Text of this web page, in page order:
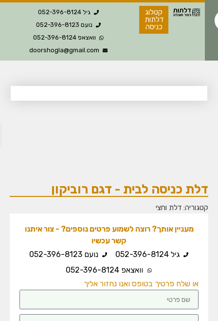
קטלוג
דלתות
כניסה
גיל 052-396-8124
נועם 052-396-8123
וואצאפ 052-396-8124
doorshogla@gmail.com
כניסה לבית - דגם רוביקון
דלת וחצי
מעניין אותך? רוצה לשמוע פרטים נוספים? - צור איתנו
קשר עכשיו
גיל 052-396-8124
נועם 052-396-8123
וואצאפ 052-396-8124
או שלח פרטיך בטופס ואנו נחזור אליך